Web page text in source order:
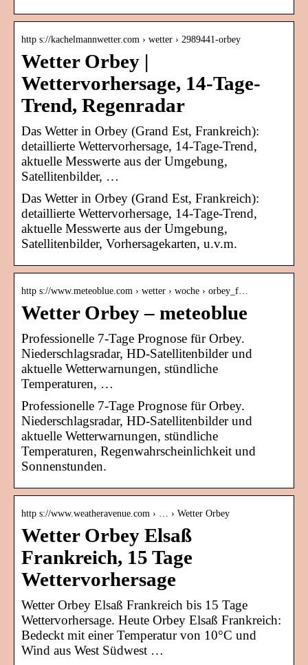
http s://kachelmannwetter.com › wetter › 2989441-orbey
Wetter Orbey |
Wettervorhersage, 14-Tage-
Trend, Regenradar
Das Wetter in Orbey (Grand Est, Frankreich):
detaillierte Wettervorhersage, 14-Tage-Trend,
aktuelle Messwerte aus der Umgebung,
Satellitenbilder, …
Das Wetter in Orbey (Grand Est, Frankreich):
detaillierte Wettervorhersage, 14-Tage-Trend,
aktuelle Messwerte aus der Umgebung,
Satellitenbilder, Vorhersagekarten, u.v.m.
http s://www.meteoblue.com › wetter › woche › orbey_f…
Wetter Orbey – meteoblue
Professionelle 7-Tage Prognose für Orbey.
Niederschlagsradar, HD-Satellitenbilder und
aktuelle Wetterwarnungen, stündliche
Temperaturen, …
Professionelle 7-Tage Prognose für Orbey.
Niederschlagsradar, HD-Satellitenbilder und
aktuelle Wetterwarnungen, stündliche
Temperaturen, Regenwahrscheinlichkeit und
Sonnenstunden.
http s://www.weatheravenue.com › … › Wetter Orbey
Wetter Orbey Elsaß
Frankreich, 15 Tage
Wettervorhersage
Wetter Orbey Elsaß Frankreich bis 15 Tage
Wettervorhersage. Heute Orbey Elsaß Frankreich:
Bedeckt mit einer Temperatur von 10°C und
Wind aus West Südwest …